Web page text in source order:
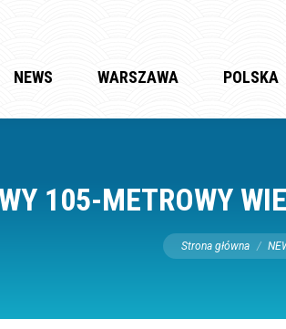
NEWS WARSZAWA POLSKA
105-METROWY
Jesteś tutaj:
Strona główna